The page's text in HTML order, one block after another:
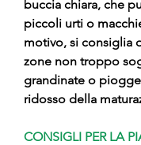
buccia chiara, che
piccoli urti o
motivo, si consiglia
zone non troppo
grandinate o
ridosso della
CONSIGLI PER LA